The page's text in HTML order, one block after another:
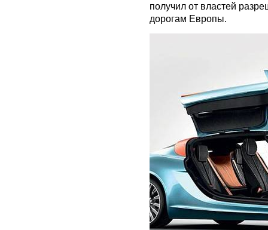
получил от властей
дорогам Европы.